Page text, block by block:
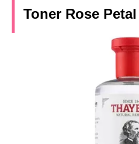
Toner Rose Petal